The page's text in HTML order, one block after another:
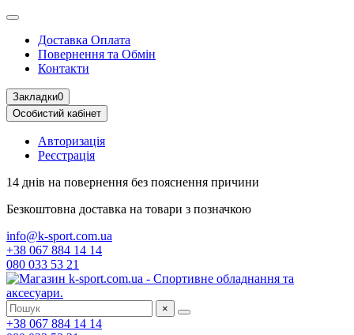
Доставка Оплата
Повернення та Обмін
Контакти
Закладки0
Особистий кабінет
Авторизація
Реєстрація
14 днів на повернення без пояснення причини
Безкоштовна доставка на товари з позначкою
info@k-sport.com.ua
+38 067 884 14 14
080 033 53 21
×
+38 067 884 14 14